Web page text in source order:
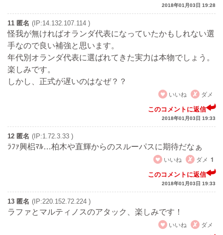
2018年01月03日 19:28
11 匿名 (IP:14.132.107.114 )
怪我が無ければオランダ代表になっていたかもしれない選
手なので良い補強と思います。
年代別オランダ代表に選ばれてきた実力は本物でしょう。
楽しみです。
しかし、正式が遅いのはなぜ？？
いいね
ダメ
このコメントに返信
2018年01月03日 19:33
12 匿名 (IP:1.72.3.33 )
ﾗﾌｧ興梠ﾏﾙ…柏木や直輝からのスルーパスに期待だなぁ
いいね
ダメ 1
このコメントに返信
2018年01月03日 19:33
13 匿名 (IP:220.152.72.224 )
ラファとマルティノスのアタック、楽しみです！
いいね
ダメ